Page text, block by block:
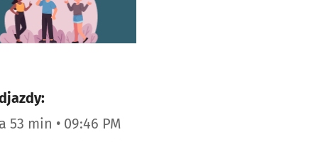
się w nowej karcie
53 min • 09:46 PM